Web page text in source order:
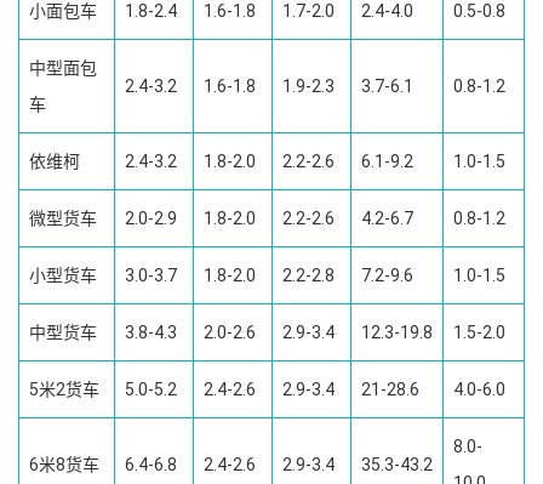
小面包车 1.8-2.4 1.6-1.8 1.7-2.0 2.4-4.0 0.5-0.8
中型面包
车
2.4-3.2 1.6-1.8 1.9-2.3 3.7-6.1 0.8-1.2
依维柯 2.4-3.2 1.8-2.0 2.2-2.6 6.1-9.2 1.0-1.5
微型货车 2.0-2.9 1.8-2.0 2.2-2.6 4.2-6.7 0.8-1.2
小型货车 3.0-3.7 1.8-2.0 2.2-2.8 7.2-9.6 1.0-1.5
中型货车 3.8-4.3 2.0-2.6 2.9-3.4 12.3-19.8 1.5-2.0
5米2货车 5.0-5.2 2.4-2.6 2.9-3.4 21-28.6 4.0-6.0
6米8货车 6.4-6.8 2.4-2.6 2.9-3.4 35.3-43.2
8.0-